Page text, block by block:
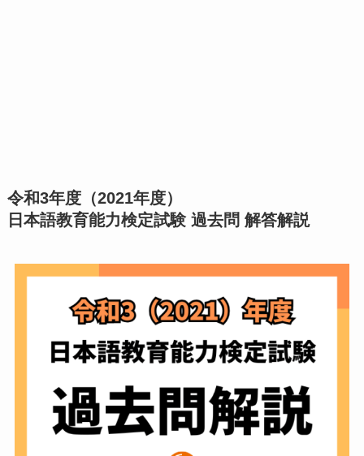
令和3年度（2021年度）
日本語教育能力検定試験 過去問 解答解説